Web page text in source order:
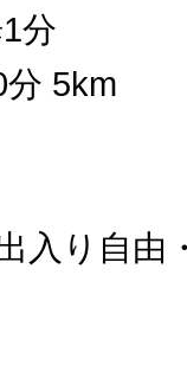
分
5km
入り自由